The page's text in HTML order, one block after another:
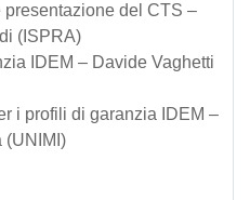
presentazione del CTS –
(ISPRA)
IDEM – Davide Vaghetti
i profili di garanzia IDEM –
(UNIMI)